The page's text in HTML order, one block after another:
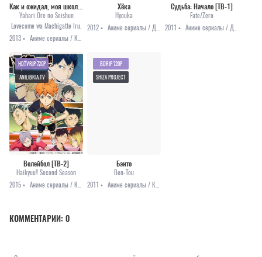
Yahari Ore no Seishun
Lovecome wa Machigatte Iru.
2013 •
Хёка
Hyouka
2012 •
Судьба: Начало [ТВ-1]
Fate/Zero
2011 •
Волейбол [ТВ-2]
Haikyuu!! Second Season
2015 •
Аниме сериалы / Комедия / Повседневность / Сёнэн / Спорт
HDTVRIP 720P
ANILIBRIA.TV
Бэнто
Ben-Tou
2011 •
Аниме сериалы / Комедия / Приключения / Этти
BDRIP 720P
SHIZA PROJECT
КОММЕНТАРИИ: 0